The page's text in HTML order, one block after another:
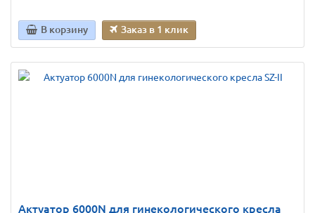
В корзину Заказ в 1 клик
Актуатор 6000N для гинекологического кресла